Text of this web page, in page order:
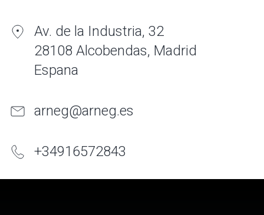
Av. de la Industria, 32
28108 Alcobendas, Madrid
Espana
arneg@arneg.es
+34916572843